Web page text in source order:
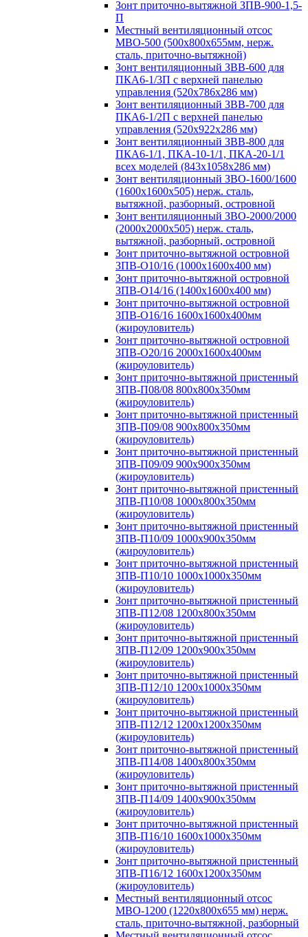
Зонт приточно-вытяжной ЗПВ-900-1,5-
П
Местный вентиляционный отсос
МВО-500 (500х800х655мм, нерж.
сталь, приточно-вытяжной)
Зонт вентиляционный ЗВВ-600 для
ПКА6-1/3П с верхней панелью
управления (520х786х286 мм)
Зонт вентиляционный ЗВВ-700 для
ПКА6-1/2П с верхней панелью
управления (520х922х286 мм)
Зонт вентиляционный ЗВВ-800 для
ПКА6-1/1, ПКА-10-1/1, ПКА-20-1/1
всех моделей (843х1058х286 мм)
Зонт вентиляционный ЗВО-1600/1600
(1600х1600х505) нерж. сталь,
вытяжной, разборный, островной
Зонт вентиляционный ЗВО-2000/2000
(2000х2000х505) нерж. сталь,
вытяжной, разборный, островной
Зонт приточно-вытяжной островной
ЗПВ-О10/16 (1000х1600х400 мм)
Зонт приточно-вытяжной островной
ЗПВ-О14/16 (1400х1600х400 мм)
Зонт приточно-вытяжной островной
ЗПВ-О16/16 1600х1600х400мм
(жироуловитель)
Зонт приточно-вытяжной островной
ЗПВ-О20/16 2000х1600х400мм
(жироуловитель)
Зонт приточно-вытяжной пристенный
ЗПВ-П08/08 800х800х350мм
(жироуловитель)
Зонт приточно-вытяжной пристенный
ЗПВ-П09/08 900х800х350мм
(жироуловитель)
Зонт приточно-вытяжной пристенный
ЗПВ-П09/09 900х900х350мм
(жироуловитель)
Зонт приточно-вытяжной пристенный
ЗПВ-П10/08 1000х800х350мм
(жироуловитель)
Зонт приточно-вытяжной пристенный
ЗПВ-П10/09 1000х900х350мм
(жироуловитель)
Зонт приточно-вытяжной пристенный
ЗПВ-П10/10 1000х1000х350мм
(жироуловитель)
Зонт приточно-вытяжной пристенный
ЗПВ-П12/08 1200х800х350мм
(жироуловитель)
Зонт приточно-вытяжной пристенный
ЗПВ-П12/09 1200х900х350мм
(жироуловитель)
Зонт приточно-вытяжной пристенный
ЗПВ-П12/10 1200х1000х350мм
(жироуловитель)
Зонт приточно-вытяжной пристенный
ЗПВ-П12/12 1200х1200х350мм
(жироуловитель)
Зонт приточно-вытяжной пристенный
ЗПВ-П14/08 1400х800х350мм
(жироуловитель)
Зонт приточно-вытяжной пристенный
ЗПВ-П14/09 1400х900х350мм
(жироуловитель)
Зонт приточно-вытяжной пристенный
ЗПВ-П16/10 1600х1000х350мм
(жироуловитель)
Зонт приточно-вытяжной пристенный
ЗПВ-П16/12 1600х1200х350мм
(жироуловитель)
Местный вентиляционный отсос
МВО-1200 (1220х800х655 мм) нерж.
сталь, приточно-вытяжной, разборный